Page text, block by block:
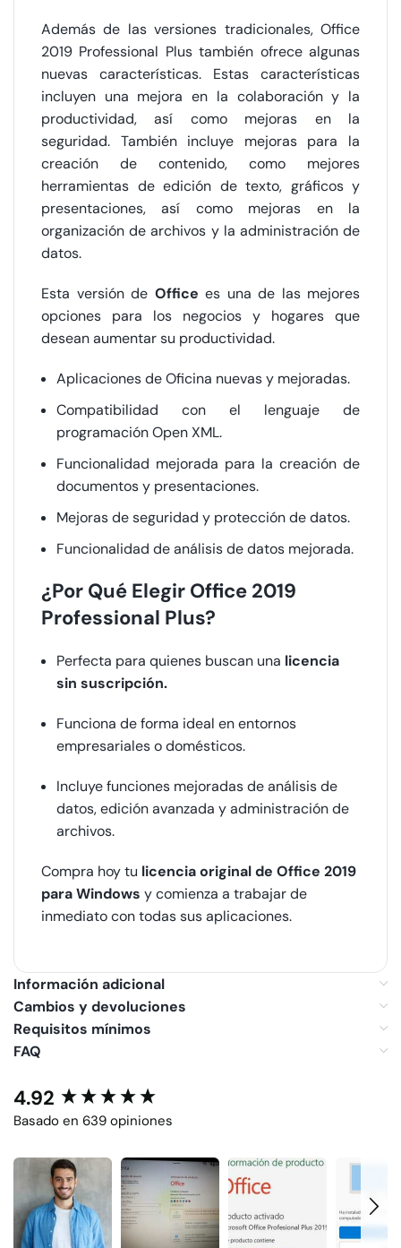
Además de las versiones tradicionales, Office
2019 Professional Plus también ofrece algunas
nuevas características. Estas características
incluyen una mejora en la colaboración y la
productividad, así como mejoras en la
seguridad. También incluye mejoras para la
creación de contenido, como mejores
herramientas de edición de texto, gráficos y
presentaciones, así como mejoras en la
organización de archivos y la administración de
datos.
Esta versión de Office es una de las mejores
opciones para los negocios y hogares que
desean aumentar su productividad.
Aplicaciones de Oficina nuevas y mejoradas.
Compatibilidad con el lenguaje de
programación Open XML.
Funcionalidad mejorada para la creación de
documentos y presentaciones.
Mejoras de seguridad y protección de datos.
Funcionalidad de análisis de datos mejorada.
¿Por Qué Elegir Office 2019
Professional Plus?
Perfecta para quienes buscan una licencia
sin suscripción.
Funciona de forma ideal en entornos
empresariales o domésticos.
Incluye funciones mejoradas de análisis de
datos, edición avanzada y administración de
archivos.
Compra hoy tu licencia original de Office 2019
para Windows y comienza a trabajar de
inmediato con todas sus aplicaciones.
Información adicional
Cambios y devoluciones
Requisitos mínimos
FAQ
4.92
Basado en 639 opiniones
New content loaded